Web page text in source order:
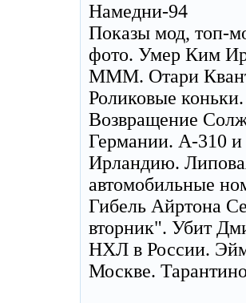
Намедни-94
Показы мод, топ-
фото. Умер Ким Ир
МММ. Отари
Роликовые
Возвращение
Германии. А-310
Ирландию.
автомобильные
Гибель Айртона
вторник". Убит
НХЛ в России.
Москве.